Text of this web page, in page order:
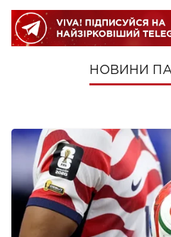
НОВИНИ